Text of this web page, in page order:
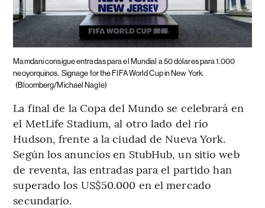
Mamdani consigue entradas para el Mundial a 50 dólares para 1.000
neoyorquinos. Signage for the FIFA World Cup in New York.
(Bloomberg/Michael Nagle)
La final de la Copa del Mundo se celebrará en
el MetLife Stadium, al otro lado del río
Hudson, frente a la ciudad de Nueva York.
Según los anuncios en StubHub, un sitio web
de reventa, las entradas para el partido han
superado los US$50.000 en el mercado
secundario.